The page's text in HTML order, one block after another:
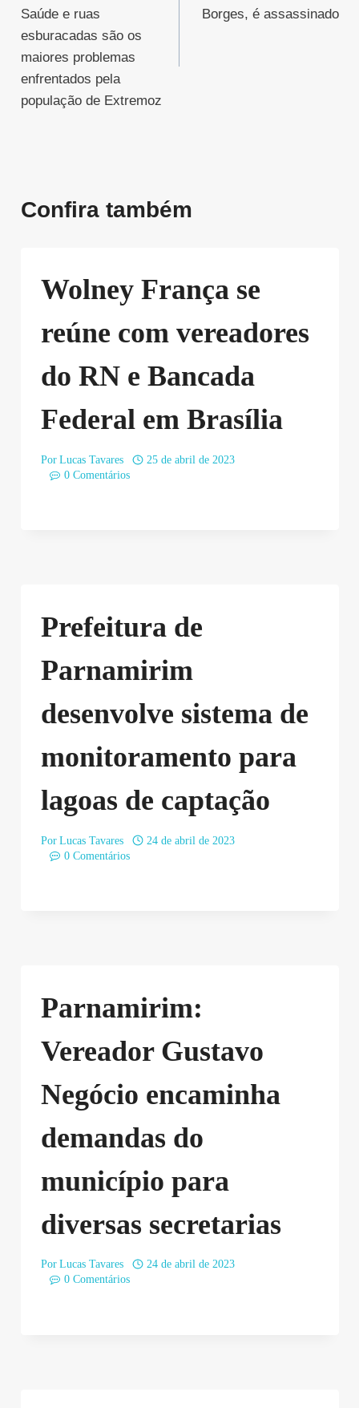
Post
Saúde e ruas
esburacadas são os
maiores problemas
enfrentados pela
população de Extremoz
Borges, é assassinado
Confira também
Wolney França se
reúne com vereadores
do RN e Bancada
Federal em Brasília
Por Lucas Tavares
25 de abril de 2023
0 Comentários
Prefeitura de
Parnamirim
desenvolve sistema de
monitoramento para
lagoas de captação
Por Lucas Tavares
24 de abril de 2023
0 Comentários
Parnamirim:
Vereador Gustavo
Negócio encaminha
demandas do
município para
diversas secretarias
Por Lucas Tavares
24 de abril de 2023
0 Comentários